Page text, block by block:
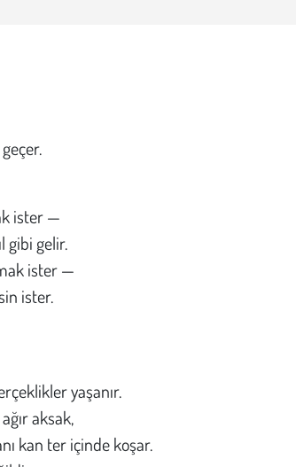
ister —
gibi gelir.
ister —
ister.
yaşanır.
aksak,
kan ter içinde koşar.